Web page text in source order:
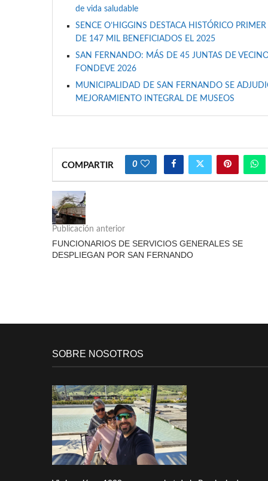
de vida saludable
SENCE O’HIGGINS DESTACA HISTÓRICO
DE 147 MIL BENEFICIADOS EL 2025
SAN FERNANDO: MÁS DE 45 JUNTAS DE
FONDEVE 2026
MUNICIPALIDAD DE SAN FERNANDO SE
MEJORAMIENTO INTEGRAL DE MUSEOS
COMPARTIR 0
Publicación anterior
FUNCIONARIOS DE SERVICIOS GENERALES SE
DESPLIEGAN POR SAN FERNANDO
SOBRE NOSOTROS